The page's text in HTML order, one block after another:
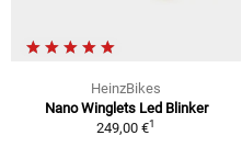
HeinzBikes
Nano Winglets Led Blinker
249,00 €1